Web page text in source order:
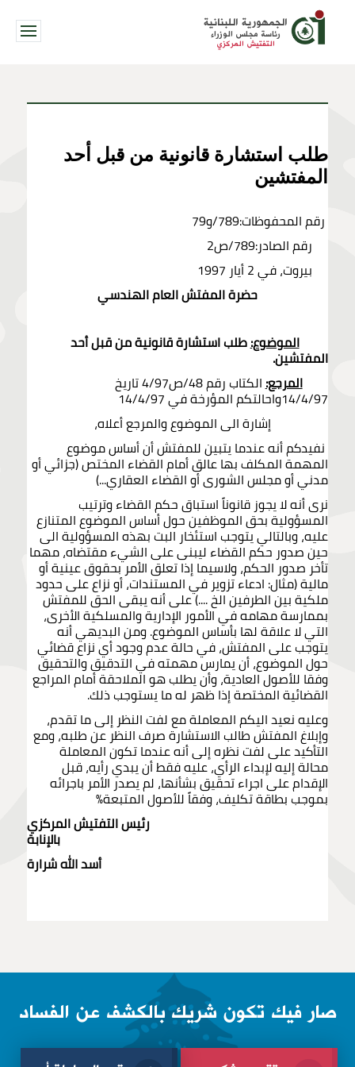
الجمهورية اللبنانية
رئاسة مجلس الوزراء
التفتيش المركزي
طلب استشارة قانونية من قبل أحد
المفتشين
رقم المحفوظات:789/و79
رقم الصادر:789/ص2
بيروت، في 2 أيار 1997
حضرة المفتش العام الهندسي
الموضوع:طلب استشارة قانونية من قبل أحد
المفتشين.
المرجع:
الكتاب رقم 48/ص4/97 تاريخ
14/4/97واحالتكم المؤرخة في 14/4/97
إشارة الى الموضوع والمرجع أعلاه،
نفيدكم أنه عندما يتبين للمفتش أن أساس موضوع
المهمة المكلف بها عالق أمام القضاء المختص (جزائي أو
مدني أو مجلس الشورى أو القضاء العقاري...)
نرى أنه لا يجوز قانوناً استباق حكم القضاء وترتيب
المسؤولية بحق الموظفين حول أساس الموضوع المتنازع
عليه، وبالتالي يتوجب استئخار البت بهذه المسؤولية الى
حين صدور حكم القضاء ليبنى على الشيء مقتضاه، مهما
تأخر صدور الحكم، ولاسيما إذا تعلق الأمر بحقوق عينية أو
مالية (مثال: ادعاء تزوير في المستندات، أو نزاع على حدود
ملكية بين الطرفين الخ ....) على أنه يبقى الحق للمفتش
بممارسة مهامه في الأمور الإدارية والمسلكية الأخرى،
التي لا علاقة لها بأساس الموضوع. ومن البديهي أنه
يتوجب على المفتش، في حالة عدم وجود أي نزاع قضائي
حول الموضوع، أن يمارس مهمته في التدقيق والتحقيق
وفقا للأصول العادية، وأن يطلب هو الملاحقة أمام المراجع
القضائية المختصة إذا ظهر له ما يستوجب ذلك.
وعليه نعيد اليكم المعاملة مع لفت النظر إلى ما تقدم،
وإبلاغ المفتش طالب الاستشارة صرف النظر عن طلبه، ومع
التأكيد على لفت نظره إلى أنه عندما تكون المعاملة
محالة إليه لإبداء الرأي، عليه فقط أن يبدي رأيه، قبل
الإقدام على اجراء تحقيق بشأنها، لم يصدر الأمر باجرائه
بموجب بطاقة تكليف، وفقاً للأصول المتبعة%
رئيس التفتيش المركزي
بالإنابة
أسد الله شرارة
صار فيك تكون شريك بالكشف عن الفساد